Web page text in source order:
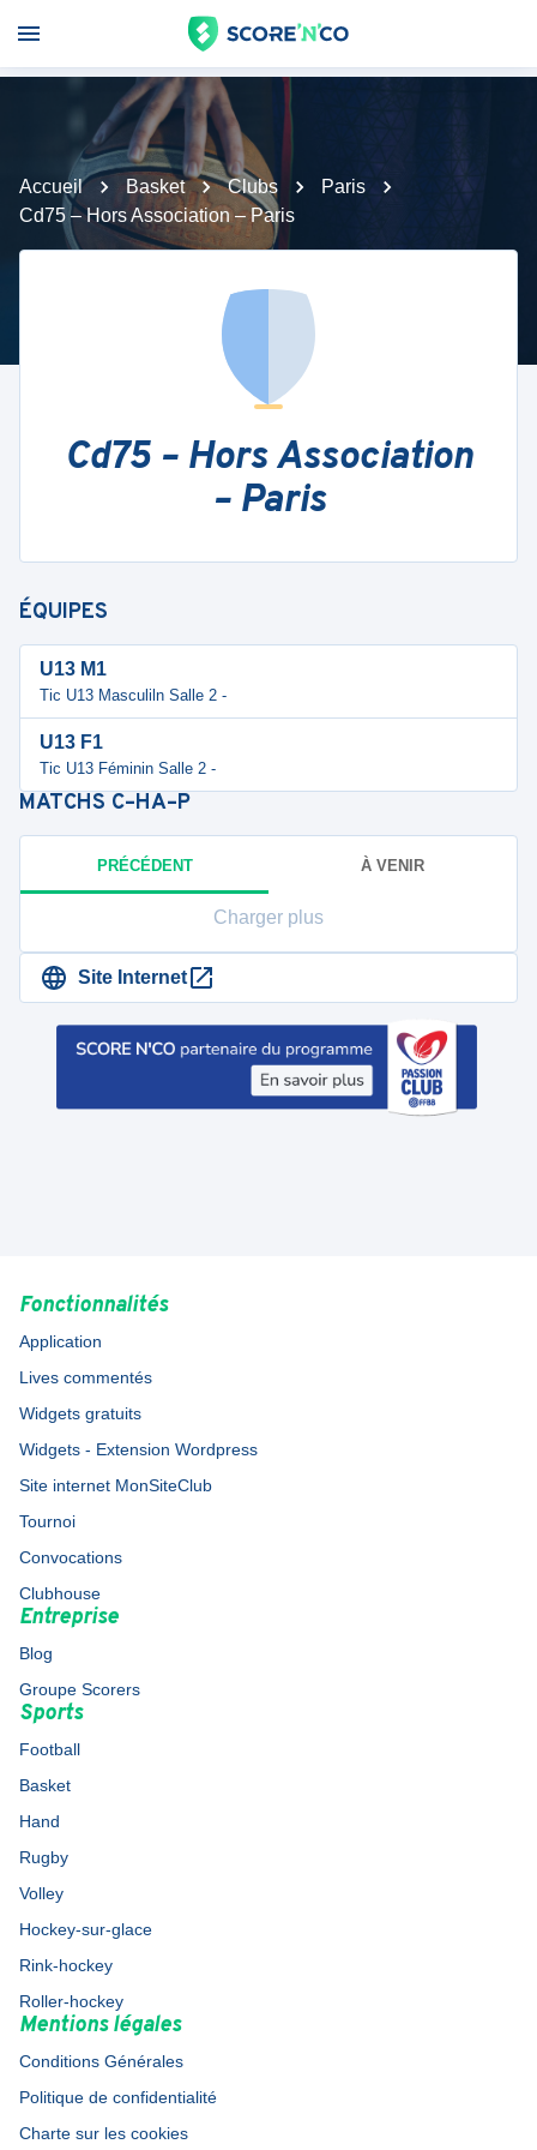
Accueil Basket Clubs
Paris
Cd75 – Hors Association – Paris
Cd75 – Hors Association
– Paris
ÉQUIPES
U13 M1
Tic U13 Masculiln Salle 2 -
U13 F1
Tic U13 Féminin Salle 2 -
MATCHS C–HA–P
PRÉCÉDENT À VENIR
Charger plus
Site Internet
Fonctionnalités
Application
Lives commentés
Widgets gratuits
Widgets - Extension Wordpress
Site internet MonSiteClub
Tournoi
Convocations
Clubhouse
Entreprise
Blog
Groupe Scorers
Sports
Football
Basket
Hand
Rugby
Volley
Hockey-sur-glace
Rink-hockey
Roller-hockey
Mentions légales
Conditions Générales
Politique de confidentialité
Charte sur les cookies